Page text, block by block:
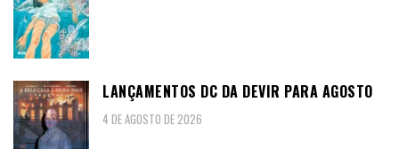
LANÇAMENTOS DC DA DEVIR PARA AGOSTO
4 DE AGOSTO DE 2026